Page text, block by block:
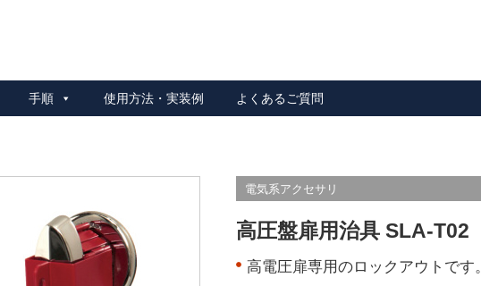
手順 使用方法・実装例 よくあるご質問
電気系アクセサリ
高圧盤扉用治具 SLA-T02
高電圧扉専用のロックアウトです。